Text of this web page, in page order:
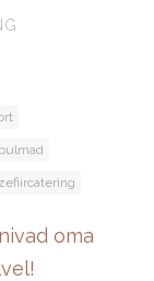
pulmad
zefiircatering
oma